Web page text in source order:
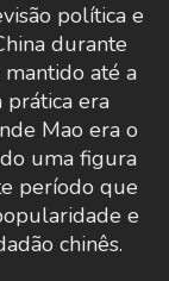
política e
durante
mantido até a
era
Mao era o
uma figura
período que
e
chinês.